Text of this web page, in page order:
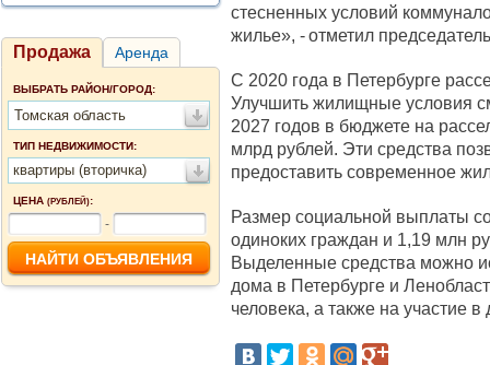
Продажа Аренда
ВЫБРАТЬ РАЙОН/ГОРОД:
Томская область
ТИП НЕДВИЖИМОСТИ:
квартиры (вторичка)
ЦЕНА (РУБЛЕЙ):
-
стесненных условий
жилье», - отметил
С 2020 года в Петербурге
Улучшить жилищные условия
2027 годов в бюджете на
млрд рублей. Эти средства
предоставить современное
Размер социальной выплаты
одиноких граждан и 1,19 млн
Выделенные средства можно
дома в Петербурге и
человека, а также на участие